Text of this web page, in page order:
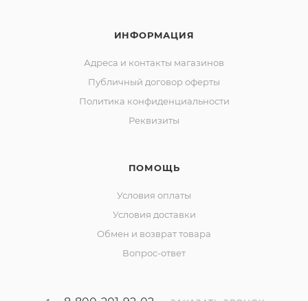
ИНФОРМАЦИЯ
Адреса и контакты магазинов
Публичный договор оферты
Политика конфиденциальности
Реквизиты
ПОМОЩЬ
Условия оплаты
Условия доставки
Обмен и возврат товара
Вопрос-ответ